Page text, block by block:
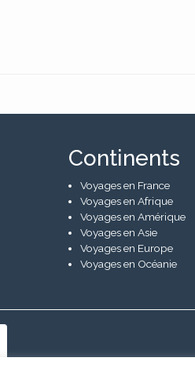
Continents
Voyages en France
Voyages en Afrique
Voyages en Amérique
Voyages en Asie
Voyages en Europe
Voyages en Océanie